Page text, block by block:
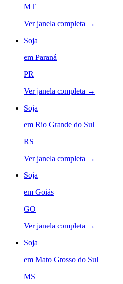
MT
Ver janela completa →
Soja
em Paraná
PR
Ver janela completa →
Soja
em Rio Grande do Sul
RS
Ver janela completa →
Soja
em Goiás
GO
Ver janela completa →
Soja
em Mato Grosso do Sul
MS